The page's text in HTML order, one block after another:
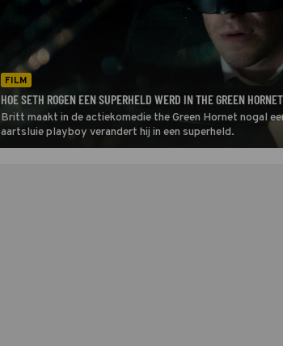
FILM
HOE SETH ROGEN EEN SUPERHELD WERD IN THE GREEN HORNET
Britt maakt in de actiekomedie the Green Hornet nogal
aartsluie playboy verandert hij in een superheld.